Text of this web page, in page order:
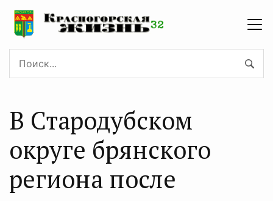
В Стародубском
округе брянского
региона после